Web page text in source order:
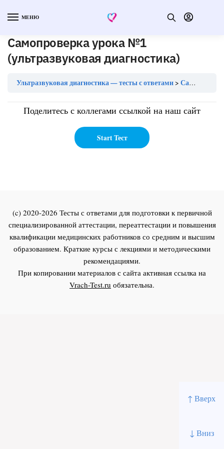
↑ Вверх
↓ Вниз
МЕНЮ
Самопроверка урока №1
(ультразвуковая диагностика)
Ультразвуковая диагностика — тесты с ответами Самопроверка урока №1 (ультразвуковая диагностика)
Поделитесь с коллегами ссылкой на наш сайт
(c) 2020-2026 Тесты с ответами для подготовки к первичной
специализированной аттестации, переаттестации и повышения
квалификации медицинских работников со средним и высшим
образованием. Краткие курсы с лекциями и методическими
рекомендациями.
При копировании материалов с сайта активная ссылка на
Vrach-Test.ru обязательна.